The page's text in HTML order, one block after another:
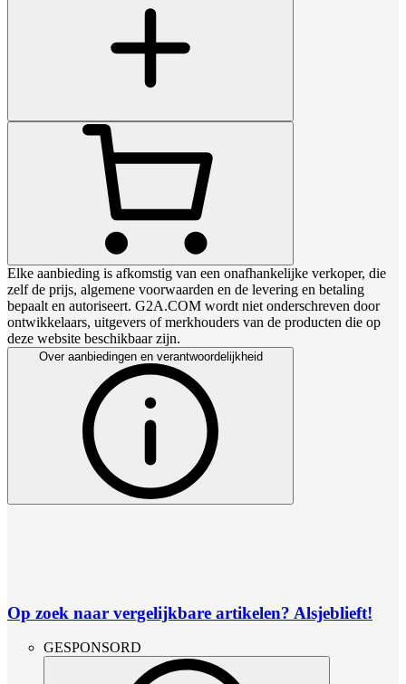
Elke aanbieding is afkomstig van een onafhankelijke verkoper, die
zelf de prijs, algemene voorwaarden en de levering en betaling
bepaalt en autoriseert. G2A.COM wordt niet onderschreven door
ontwikkelaars, uitgevers of merkhouders van de producten die op
deze website beschikbaar zijn.
Over aanbiedingen en verantwoordelijkheid
Op zoek naar vergelijkbare artikelen? Alsjeblieft!
GESPONSORD